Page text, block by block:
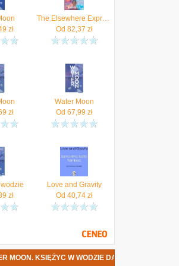
zł
The Elsewhere Express
Od 82,37 zł
zł
Water Moon
Od 67,99 zł
zł
Love and Gravity
Od 40,74zł
W WODZIE DATA PREMIERY